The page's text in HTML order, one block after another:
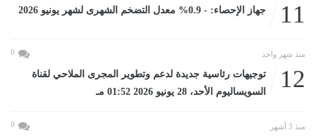
11 جهاز الإحصاء: - 0.9% معدل التضخم الشهرى لشهر يونيو 2026
منذ شهر واحد 0
12
توجيهات رئاسية جديدة لدعم وتطوير المجرى الملاحي لقناة
السويساليوم الأحد، 28 يونيو 2026 01:52 مـ
منذ 3 أشهر 0